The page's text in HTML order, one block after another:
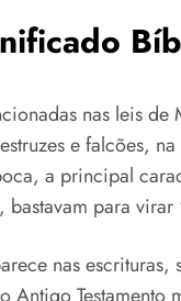
nas leis
e falcões,
a principal
para virar
nas